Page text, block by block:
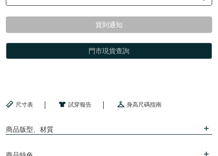
貨到通知
門市現貨查詢
尺寸表 試穿報告 身高尺碼指南
商品版型、材質